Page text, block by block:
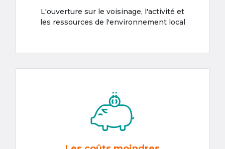
L'ouverture sur le voisinage, l'activité et
les ressources de l'environnement local